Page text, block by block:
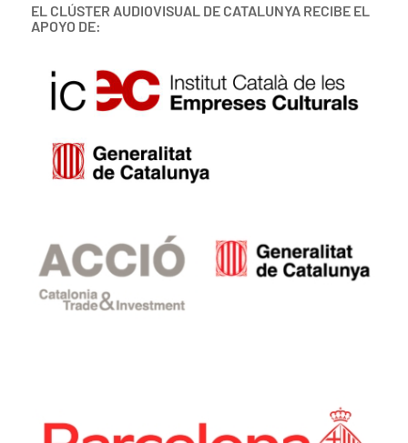
EL CLÚSTER AUDIOVISUAL DE CATALUNYA RECIBE EL
APOYO DE: